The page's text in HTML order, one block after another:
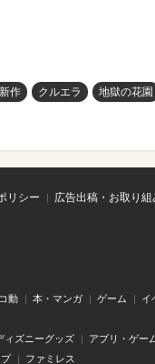
作 クルエラ 地獄の花園
リシー
広告出稿・お取り
動 本・マンガ ゲーム イ
ィズニーグッズ アプリ・ゲー
ファミレス